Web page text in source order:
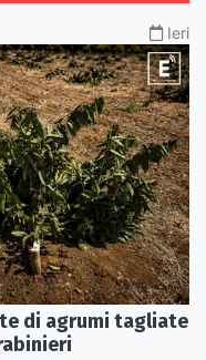
Ieri
di agrumi tagliate